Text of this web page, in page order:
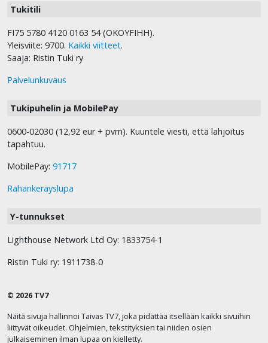
Tukitili
FI75 5780 4120 0163 54 (OKOYFIHH).
Yleisviite: 9700. Kaikki viitteet.
Saaja: Ristin Tuki ry
Palvelunkuvaus
Tukipuhelin ja MobilePay
0600-02030 (12,92 eur + pvm). Kuuntele viesti, että lahjoitus
tapahtuu.
MobilePay: 91717
Rahankeräyslupa
Y-tunnukset
Lighthouse Network Ltd Oy: 1833754-1
Ristin Tuki ry: 1911738-0
© 2026 TV7
Näitä sivuja hallinnoi Taivas TV7, joka pidättää itsellään kaikki sivuihin
liittyvät oikeudet. Ohjelmien, tekstityksien tai niiden osien
julkaiseminen ilman lupaa on kielletty.